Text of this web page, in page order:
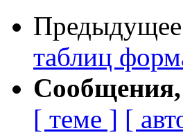
таблиц
[ теме ] [